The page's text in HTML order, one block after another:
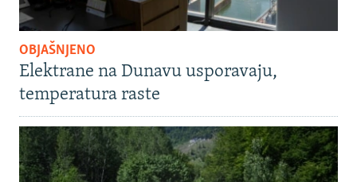
OBJAŠNJENO
Elektrane na Dunavu usporavaju,
temperatura raste